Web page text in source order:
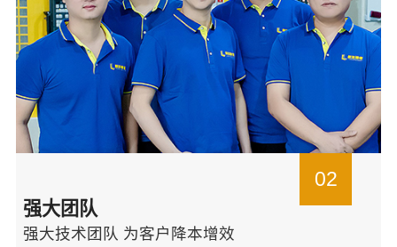
02
强大团队
强大技术团队 为客户降本增效